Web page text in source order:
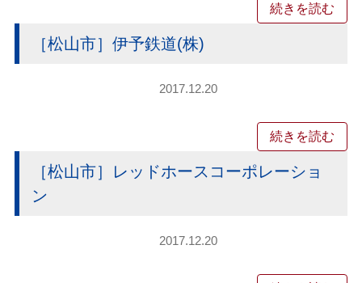
続きを読む
［松山市］伊予鉄道(株)
2017.12.20
続きを読む
［松山市］レッドホースコーポレーショ
ン
2017.12.20